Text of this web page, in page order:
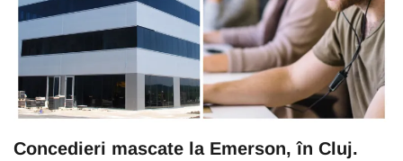
Concedieri mascate la Emerson, în Cluj.